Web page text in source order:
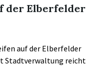
der Elberfelder
auf der Elberfelder
Stadtverwaltung reicht